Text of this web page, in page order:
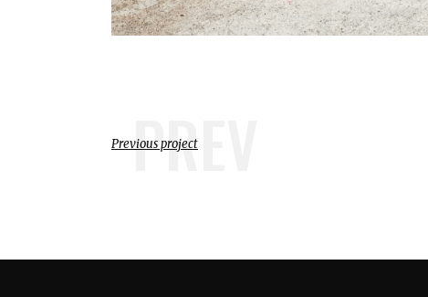
PREV
Previous project